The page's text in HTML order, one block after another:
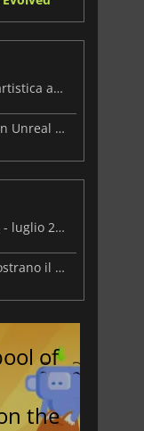
Halo: Campaign Evolved svela la visione artistica alla base del remake
Halo: Campaign Evolved prende il volo con Unreal Engine 5
Uscite di videogiochi di questa settimana - luglio 2026 (settimana 31)
Le pagine ufficiali dei giochi Microsoft mostrano il nuovo marchio Xbox Handheld
of
the